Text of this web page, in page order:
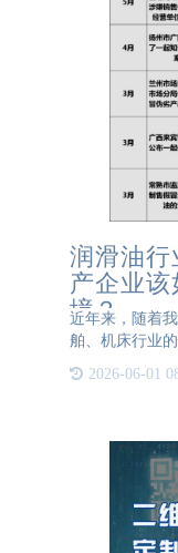
润滑油行
产企业
境？
近年来，随着
舶、机床行业
滑油需求量持
示，我国润滑
2026-06-01